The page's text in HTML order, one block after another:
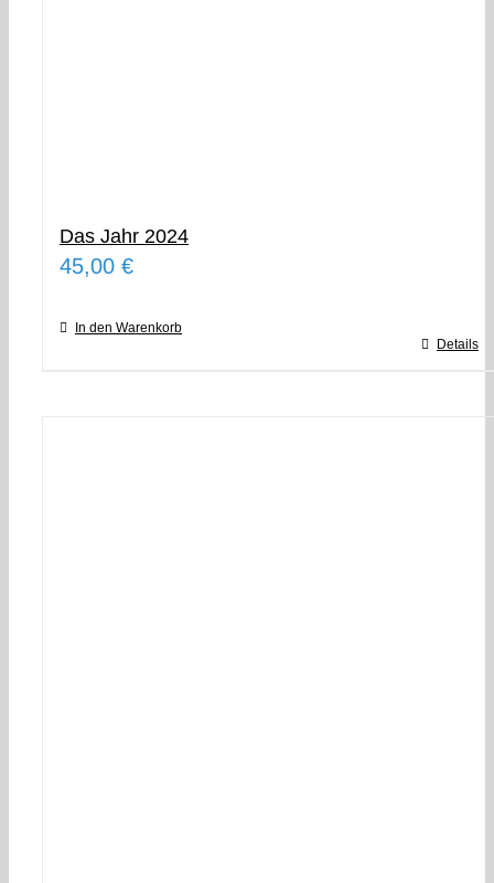
Das Jahr 2024
45,00 €
In den Warenkorb
Details